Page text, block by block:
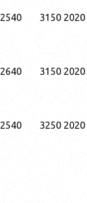
2540 3150 2020
2640 3150 2020
2540 3250 2020